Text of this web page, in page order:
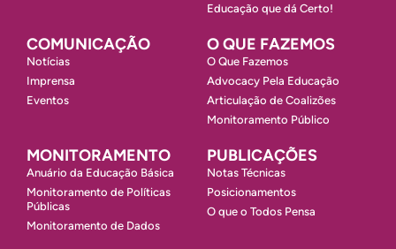
Educação que dá Certo!
COMUNICAÇÃO
Notícias
Imprensa
Eventos
O QUE FAZEMOS
O Que Fazemos
Advocacy Pela Educação
Articulação de Coalizões
Monitoramento Público
MONITORAMENTO
Anuário da Educação Básica
Monitoramento de Políticas
Públicas
Monitoramento de Dados
PUBLICAÇÕES
Notas Técnicas
Posicionamentos
O que o Todos Pensa